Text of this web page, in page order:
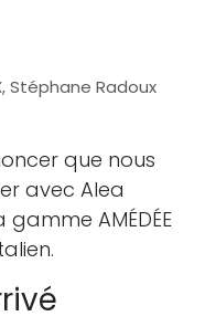
Stéphane Radoux
que nous
avec Alea
AMÉDÉE